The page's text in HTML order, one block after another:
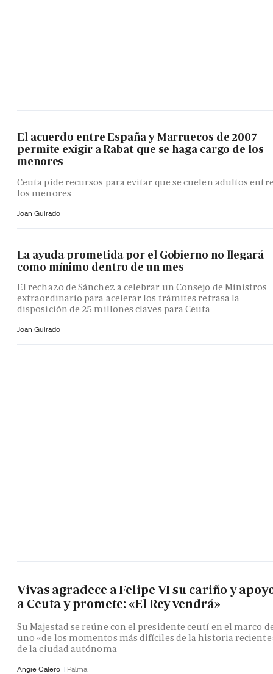
El acuerdo entre España y Marruecos de 2007
permite exigir a Rabat que se haga cargo de los
menores
Ceuta pide recursos para evitar que se cuelen adultos
los menores
Joan Guirado
La ayuda prometida por el Gobierno no llegará
como mínimo dentro de un mes
El rechazo de Sánchez a celebrar un Consejo de Ministros
extraordinario para acelerar los trámites retrasa la
disposición de 25 millones claves para Ceuta
Joan Guirado
Vivas agradece a Felipe VI su cariño y
a Ceuta y promete: «El Rey vendrá»
Su Majestad se reúne con el presidente ceutí en el marco
uno «de los momentos más difíciles de la historia
de la ciudad autónoma
Angie Calero Palma